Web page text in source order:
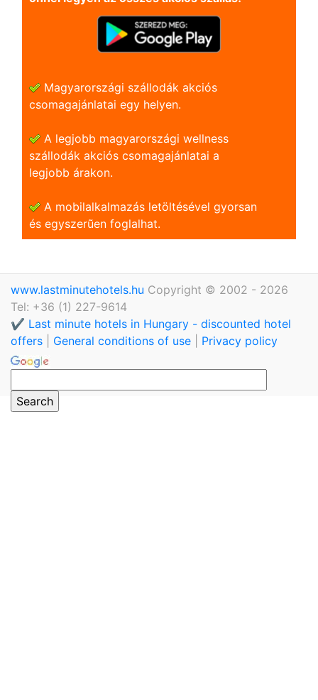
Magyarországi szállodák akciós
csomagajánlatai egy helyen.
A legjobb magyarországi wellness
szállodák akciós csomagajánlatai a
legjobb árakon.
A mobilalkalmazás letöltésével gyorsan
és egyszerũen foglalhat.
www.lastminutehotels.hu Copyright © 2002 - 2026
Tel: +36 (1) 227-9614
✔️ Last minute hotels in Hungary - discounted hotel
offers
General conditions of use Privacy policy